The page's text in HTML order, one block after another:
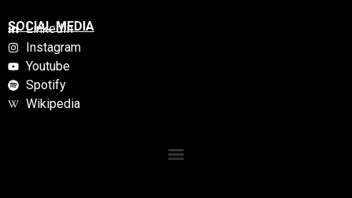
SOCIAL MEDIA
LinkedIn
Instagram
Youtube
Spotify
Wikipedia